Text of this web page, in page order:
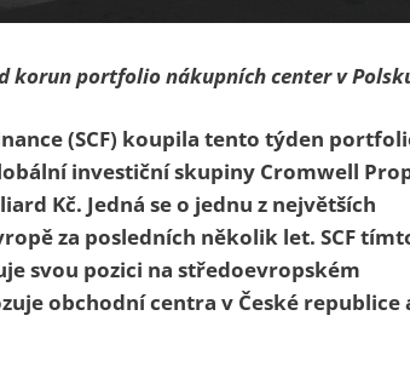
korun portfolio nákupních center v
(SCF) koupila tento týden
investiční skupiny Cromwell
Kč. Jedná se o jednu z největších
za posledních několik let. SCF
svou pozici na středoevropském
obchodní centra v České republice